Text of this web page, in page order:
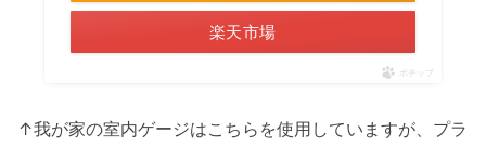
楽天市場
ポチップ
↑我が家の室内ゲージはこちらを使用していますが、プラ